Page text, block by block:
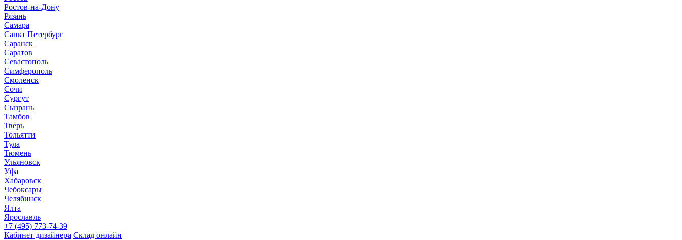
Ростов-на-Дону
Рязань
Самара
Санкт Петербург
Саранск
Саратов
Севастополь
Симферополь
Смоленск
Сочи
Сургут
Сызрань
Тамбов
Тверь
Тольятти
Тула
Тюмень
Ульяновск
Уфа
Хабаровск
Чебоксары
Челябинск
Ялта
Ярославль
+7 (495) 773-74-39
Кабинет дизайнера Склад онлайн